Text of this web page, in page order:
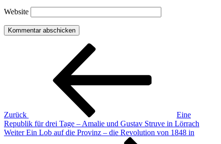
Website
Beitragsnavigation
Zurück
Eine
Republik für drei Tage – Amalie und Gustav Struve in Lörrach
Nächster
Weiter Ein Lob auf die Provinz – die Revolution von 1848 in